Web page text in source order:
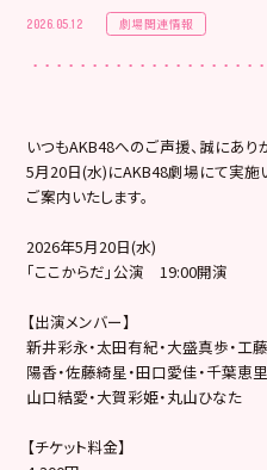
2026.05.12 劇場関連情報
いつもAKB48へのご声援、誠にあり
5月20日(水)にAKB48劇場にて実施
ご案内いたします。
2026年5月20日(水)
「ここからだ」公演 19:00開演
【出演メンバー】
新井彩永・太田有紀・大盛真歩・工
陽香・佐藤綺星・田口愛佳・千葉恵
山口結愛・大賀彩姫・丸山ひなた
【チケット料金】